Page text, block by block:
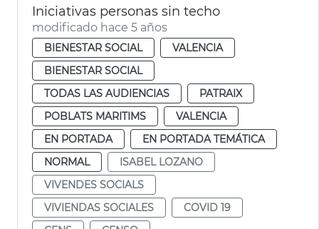
Iniciativas personas sin techo
modificado hace 5 años
BIENESTAR SOCIAL
VALENCIA
BIENESTAR SOCIAL
TODAS LAS AUDIENCIAS
PATRAIX
POBLATS MARITIMS
VALENCIA
EN PORTADA
EN PORTADA TEMÁTICA
NORMAL
ISABEL LOZANO
VIVENDES SOCIALS
VIVIENDAS SOCIALES
COVID 19